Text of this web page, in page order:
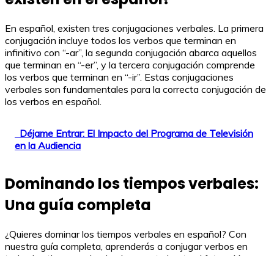
En español, existen tres conjugaciones verbales. La primera
conjugación incluye todos los verbos que terminan en
infinitivo con “-ar”, la segunda conjugación abarca aquellos
que terminan en “-er”, y la tercera conjugación comprende
los verbos que terminan en “-ir”. Estas conjugaciones
verbales son fundamentales para la correcta conjugación de
los verbos en español.
Déjame Entrar: El Impacto del Programa de Televisión
en la Audiencia
Dominando los tiempos verbales:
Una guía completa
¿Quieres dominar los tiempos verbales en español? Con
nuestra guía completa, aprenderás a conjugar verbos en